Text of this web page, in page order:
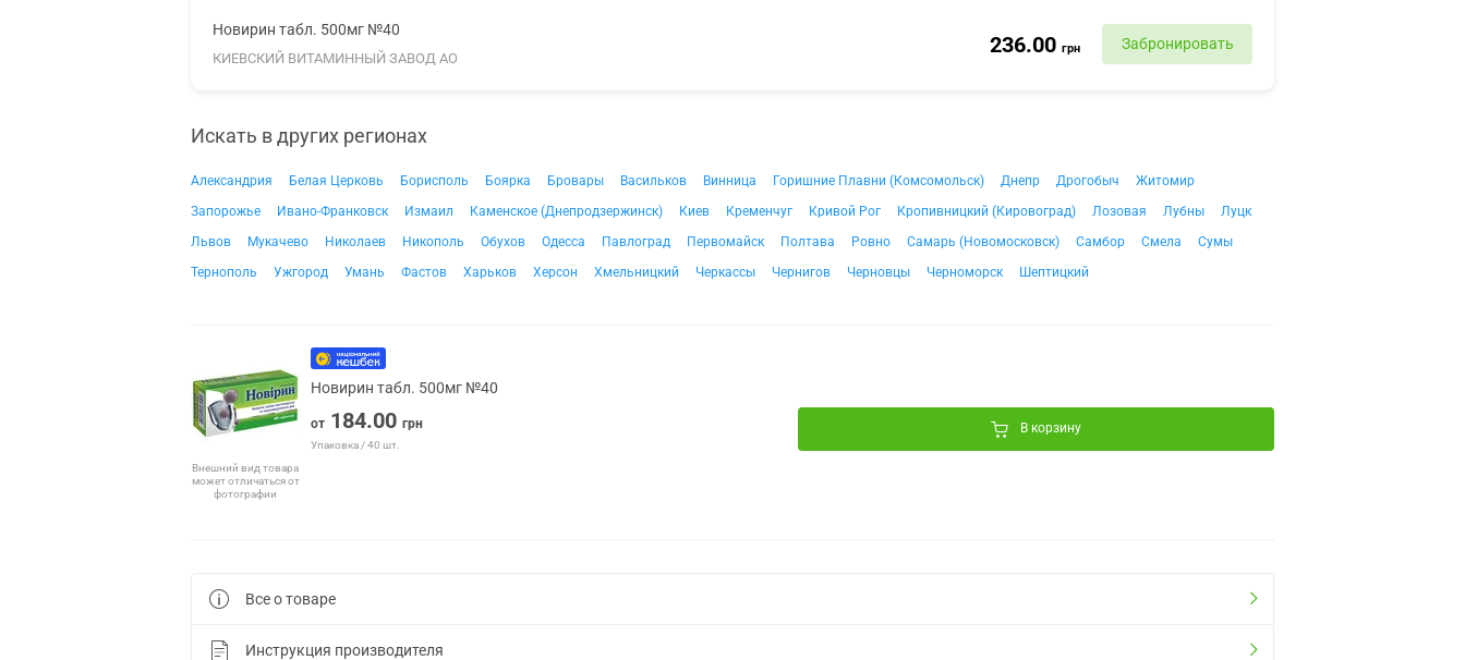
Новирин табл. 500мг №40
КИЕВСКИЙ ВИТАМИННЫЙ ЗАВОД АО
236.00 грн Забронировать
Искать в других регионах
Александрия Белая Церковь Борисполь Боярка Бровары Васильков Винница Горишние Плавни (Комсомольск) Днепр Дрогобыч
Житомир
Запорожье
Ивано-Франковск Измаил Каменское (Днепродзержинск) Киев Кременчуг Кривой Рог Кропивницкий (Кировоград) Лозовая Лубны
Луцк
Львов
Мукачево Николаев Никополь Обухов Одесса Павлоград Первомайск Полтава Ровно Самарь (Новомосковск) Самбор Смела
Сумы
Тернополь
Ужгород Умань Фастов Харьков Херсон Хмельницкий Черкассы Чернигов Черновцы Черноморск Шептицкий
Внешний вид товара
может отличаться от
фотографии
Новирин табл. 500мг №40
от 184.00 грн
Упаковка / 40 шт.
В корзину
Все о товаре
Инструкция производителя